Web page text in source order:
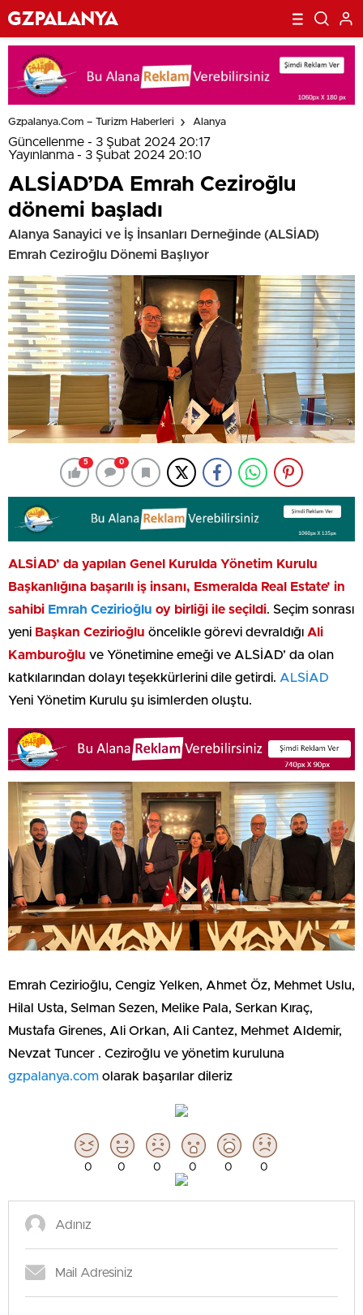
Gzpalanya.com – Turizm Haberleri Alanya
Güncellenme - 3 Şubat 2024 20:17
Yayınlanma - 3 Şubat 2024 20:10
ALSİAD’DA Emrah Ceziroğlu
dönemi başladı
Alanya Sanayici ve İş İnsanları Derneğinde (ALSİAD)
Emrah Ceziroğlu Dönemi Başlıyor
5 0
ALSİAD’ da yapılan Genel Kurulda Yönetim Kurulu
Başkanlığına başarılı iş insanı, Esmeralda Real Estate’ in
sahibi Emrah Cezirioğlu oy birliği ile seçildi. Seçim sonrası
yeni Başkan Cezirioğlu öncelikle görevi devraldığı Ali
Kamburoğlu ve Yönetimine emeği ve ALSİAD’ da olan
katkılarından dolayı teşekkürlerini dile getirdi. ALSİAD
Yeni Yönetim Kurulu şu isimlerden oluştu.
Emrah Cezirioğlu, Cengiz Yelken, Ahmet Öz, Mehmet Uslu,
Hilal Usta, Selman Sezen, Melike Pala, Serkan Kıraç,
Mustafa Girenes, Ali Orkan, Ali Cantez, Mehmet Aldemir,
Nevzat Tuncer . Ceziroğlu ve yönetim kuruluna
gzpalanya.com olarak başarılar dileriz
0 0 0 0 0 0